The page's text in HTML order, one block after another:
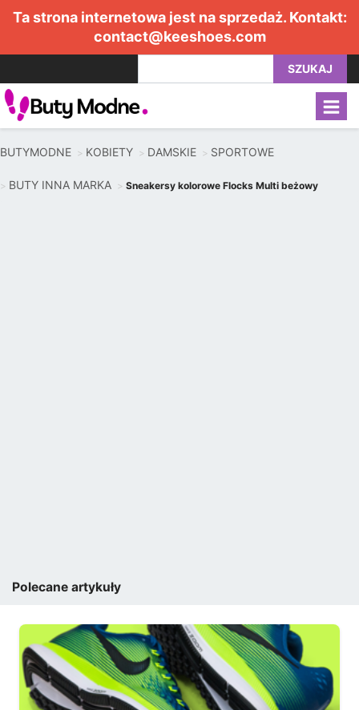
Ta strona internetowa jest na sprzedaż. Kontakt:
contact@keeshoes.com
SZUKAJ
BUTYMODNE KOBIETY DAMSKIE SPORTOWE
BUTY INNA MARKA Sneakersy kolorowe Flocks Multi beżowy
Polecane artykuły